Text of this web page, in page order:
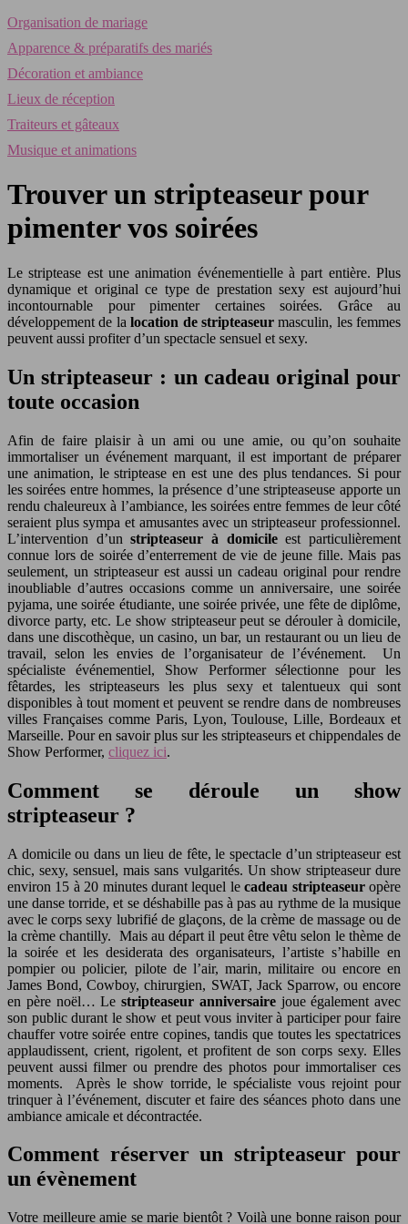
Organisation de mariage
Apparence & préparatifs des mariés
Décoration et ambiance
Lieux de réception
Traiteurs et gâteaux
Musique et animations
Trouver un stripteaseur pour
pimenter vos soirées
Le striptease est une animation événementielle à part entière. Plus
dynamique et original ce type de prestation sexy est aujourd’hui
incontournable pour pimenter certaines soirées. Grâce au
développement de la location de stripteaseurmasculin, les femmes
peuvent aussi profiter d’un spectacle sensuel et sexy.
Un stripteaseur : un cadeau original pour
toute occasion
Afin de faire plaisir à un ami ou une amie, ou qu’on souhaite
immortaliser un événement marquant, il est important de préparer
une animation, le striptease en est une des plus tendances. Si pour
les soirées entre hommes, la présence d’une stripteaseuse apporte un
rendu chaleureux à l’ambiance, les soirées entre femmes de leur côté
seraient plus sympa et amusantes avec un stripteaseur professionnel.
L’intervention d’unstripteaseur à domicileest particulièrement
connue lors de soirée d’enterrement de vie de jeune fille. Mais pas
seulement, un stripteaseur est aussi un cadeau original pour rendre
inoubliable d’autres occasions comme un anniversaire, une soirée
pyjama, une soirée étudiante, une soirée privée, une fête de diplôme,
divorce party, etc. Le show stripteaseur peut se dérouler à domicile,
dans une discothèque, un casino, un bar, un restaurant ou un lieu de
travail, selon les envies de l’organisateur de l’événement. Un
spécialiste événementiel, Show Performer sélectionne pour les
fêtardes, les stripteaseurs les plus sexy et talentueux qui sont
disponibles à tout moment et peuvent se rendre dans de nombreuses
villes Françaises comme Paris, Lyon, Toulouse, Lille, Bordeaux et
Marseille. Pour en savoir plus sur les stripteaseurs et chippendales de
Show Performer, cliquez ici.
Comment se déroule un show
stripteaseur ?
A domicile ou dans un lieu de fête, le spectacle d’un stripteaseur est
chic, sexy, sensuel, mais sans vulgarités. Un show stripteaseur dure
environ 15 à 20 minutes durant lequel lecadeau stripteaseuropère
une danse torride, et se déshabille pas à pas au rythme de la musique
avec le corps sexy lubrifié de glaçons, de la crème de massage ou de
la crème chantilly. Mais au départ il peut être vêtu selon le thème de
la soirée et les desiderata des organisateurs, l’artiste s’habille en
pompier ou policier, pilote de l’air, marin, militaire ou encore en
James Bond, Cowboy, chirurgien, SWAT, Jack Sparrow, ou encore
en père noël… Le stripteaseur anniversairejoue également avec
son public durant le show et peut vous inviter à participer pour faire
chauffer votre soirée entre copines, tandis que toutes les spectatrices
applaudissent, crient, rigolent, et profitent de son corps sexy. Elles
peuvent aussi filmer ou prendre des photos pour immortaliser ces
moments. Après le show torride, le spécialiste vous rejoint pour
trinquer à l’événement, discuter et faire des séances photo dans une
ambiance amicale et décontractée.
Comment réserver un stripteaseur pour
un évènement
Votre meilleure amie se marie bientôt ? Voilà une bonne raison pour